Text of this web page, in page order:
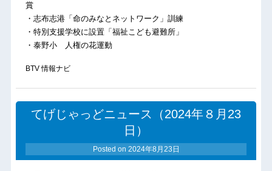
賞
・志布志港「命のみなとネットワーク」訓練
・特別支援学校に設置「福祉こども避難所」
・泰野小 人権の花運動
BTV 情報ナビ
てげじゃっどニュース（2024年８月23
日）
Posted on 2024年8月23日